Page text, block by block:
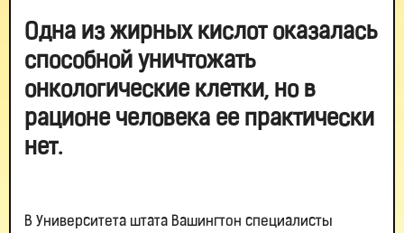
Одна из жирных кислот оказалась
способной уничтожать
онкологические клетки, но в
рационе человека ее практически
нет.
В Университета штата Вашингтон специалисты